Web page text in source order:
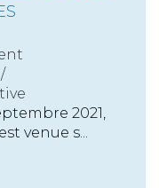
/
2021,
venue s...